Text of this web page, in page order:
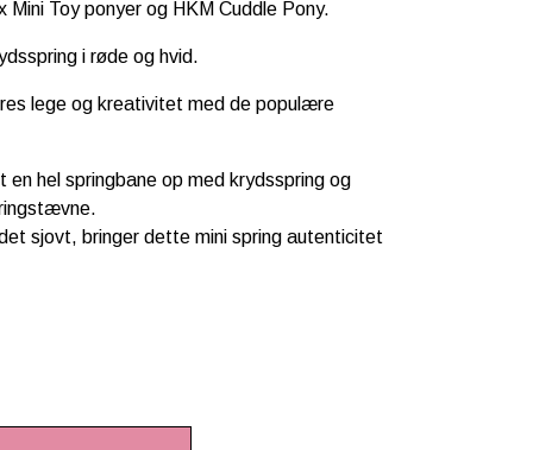
Toy ponyer og HKM Cuddle Pony.
i røde og hvid.
lege og kreativitet med de populære
hel springbane op med krydsspring og
sjovt, bringer dette mini spring autenticitet